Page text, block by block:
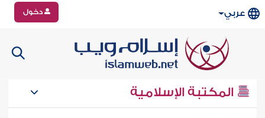
عربي دخول
المكتبة الإسلامية